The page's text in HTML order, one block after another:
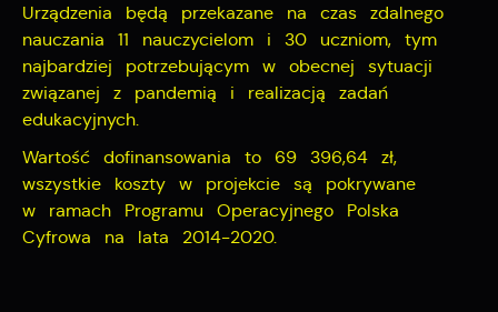
Urządzenia będą przekazane na czas zdalnego
nauczania 11 nauczycielom i 30 uczniom, tym
najbardziej potrzebującym w obecnej sytuacji
związanej z pandemią i realizacją zadań
edukacyjnych.
Wartość dofinansowania to 69 396,64 zł,
wszystkie koszty w projekcie są pokrywane
w ramach Programu Operacyjnego Polska
Cyfrowa na lata 2014-2020.